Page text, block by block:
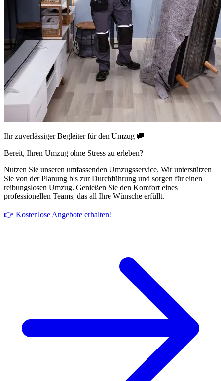
Ihr zuverlässiger Begleiter für den Umzug 🚚
Bereit, Ihren Umzug ohne Stress zu erleben?
Nutzen Sie unseren umfassenden Umzugsservice. Wir unterstützen
Sie von der Planung bis zur Durchführung und sorgen für einen
reibungslosen Umzug. Genießen Sie den Komfort eines
professionellen Teams, das all Ihre Wünsche erfüllt.
👉 Kostenlose Angebote erhalten!